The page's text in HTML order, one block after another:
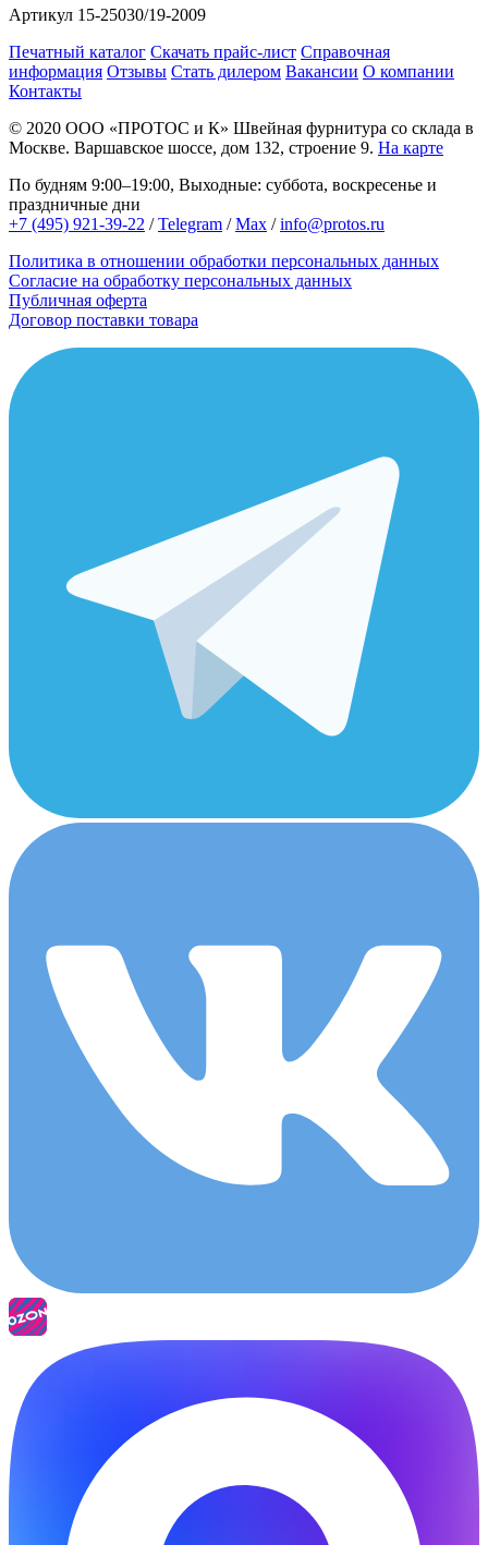
Артикул 15-25030/19-2009
Печатный каталог Скачать прайс-лист Справочная
информация Отзывы Стать дилером Вакансии О компании
Контакты
© 2020 ООО «ПРОТОС и К» Швейная фурнитура со склада в
Москве. Варшавское шоссе, дом 132, строение 9. На карте
По будням 9:00–19:00, Выходные: суббота, воскресенье и
праздничные дни
+7 (495) 921-39-22 /Telegram /Max /info@protos.ru
Политика в отношении обработки персональных данных
Согласие на обработку персональных данных
Публичная оферта
Договор поставки товара